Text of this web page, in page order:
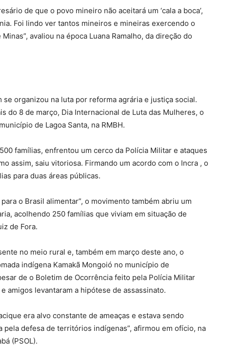
de que o povo mineiro não aceitará um ‘cala a boca’,
Foi lindo ver tantos mineiros e mineiras exercendo o
avaliou na época Luana Ramalho, da direção do
se organizou na luta por reforma agrária e justiça social.
do 8 de março, Dia Internacional de Luta das Mulheres, o
de Lagoa Santa, na RMBH.
famílias, enfrentou um cerco da Polícia Militar e ataques
assim, saiu vitoriosa. Firmando um acordo com o Incra , o
para duas áreas públicas.
o Brasil alimentar”, o movimento também abriu um
acolhendo 250 famílias que viviam em situação de
de Fora.
no meio rural e, também em março deste ano, o
indígena Kamakã Mongoió no município de
de o Boletim de Ocorrência feito pela Polícia Militar
amigos levantaram a hipótese de assassinato.
era alvo constante de ameaças e estava sendo
pela defesa de territórios indígenas”, afirmou em ofício, na
(PSOL).